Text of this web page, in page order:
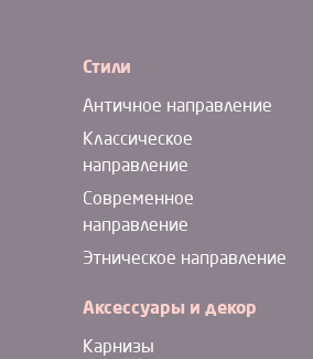
Стили
Античное направление
Классическое
направление
Современное
направление
Этническое направление
Аксессуары и декор
Карнизы